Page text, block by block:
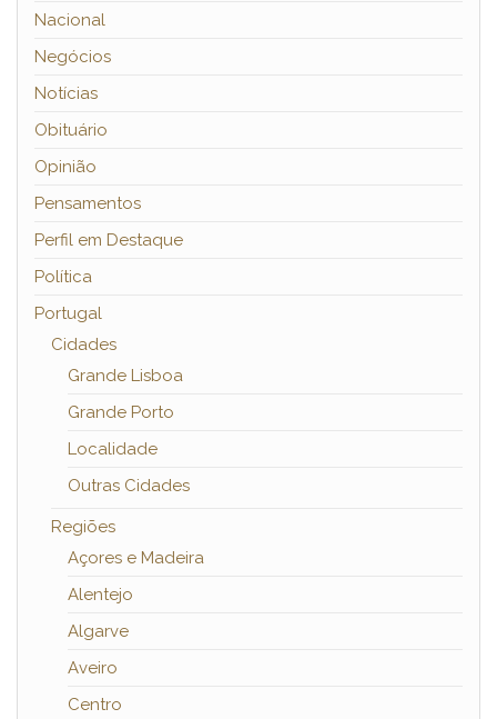
Nacional
Negócios
Notícias
Obituário
Opinião
Pensamentos
Perfil em Destaque
Política
Portugal
Cidades
Grande Lisboa
Grande Porto
Localidade
Outras Cidades
Regiões
Açores e Madeira
Alentejo
Algarve
Aveiro
Centro